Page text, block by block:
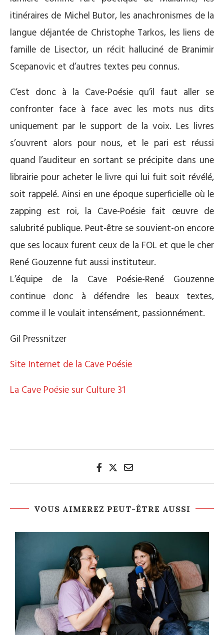
itinéraires de Michel Butor, les anachronismes de la
langue déjantée de Christophe Tarkos, les liens de
famille de Lisector, un récit halluciné de Branimir
Scepanovic et d’autres textes peu connus.
C‘est donc à la Cave-Poésie qu’il faut aller se
confronter face à face avec les mots nus dits
uniquement par le support de la voix. Les livres
s’ouvrent alors pour nous, et le pari est réussi
quand l’auditeur en sortant se précipite dans une
librairie pour acheter le livre qui lui fuit soit révélé,
soit rappelé. Ainsi en une époque superficielle où le
zapping est roi, la Cave-Poésie fait œuvre de
salubrité publique. Peut-être se souvient-on encore
que ses locaux furent ceux de la FOL et que le cher
René Gouzenne fut aussi instituteur.
L’équipe de la Cave Poésie-René Gouzenne
continue donc à défendre les beaux textes,
comme il le voulait intensément, passionnément.
Gil Pressnitzer
Site Internet de la Cave Poésie
La Cave Poésie sur Culture 31
VOUS AIMEREZ PEUT-ÊTRE AUSSI